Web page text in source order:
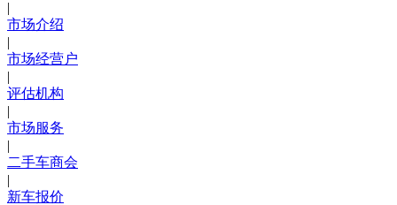
|
市场介绍
|
市场经营户
|
评估机构
|
市场服务
|
二手车商会
|
新车报价